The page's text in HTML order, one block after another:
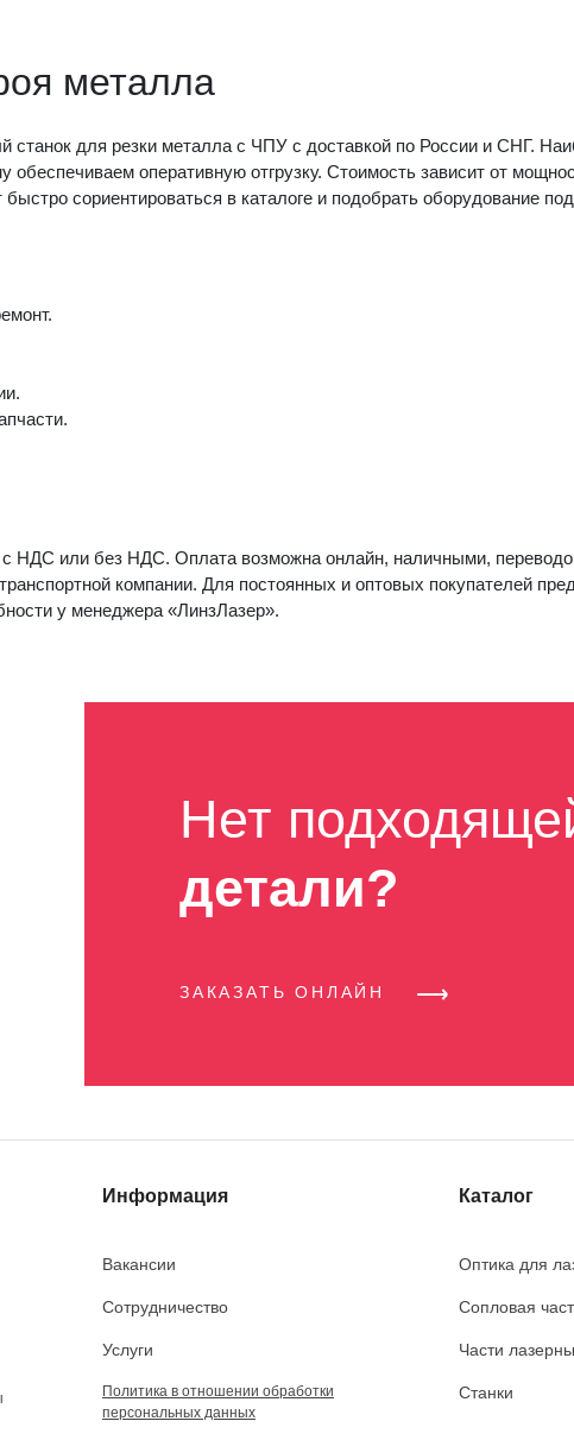
металла
станок для резки металла с ЧПУ с доставкой по России и СНГ.
оперативную отгрузку. Стоимость зависит от
сориентироваться в каталоге и подобрать оборудование
НДС или без НДС. Оплата возможна онлайн, наличными,
компании. Для постоянных и оптовых покупателей
у менеджера «ЛинзЛазер».
Нет
детали?
ЗАКАЗАТЬ ОНЛАЙН
Информация
Вакансии
Сотрудничество
Услуги
Политика в отношении обработки
персональных данных
Каталог
Оптика для
Сопловая
Части
Станки